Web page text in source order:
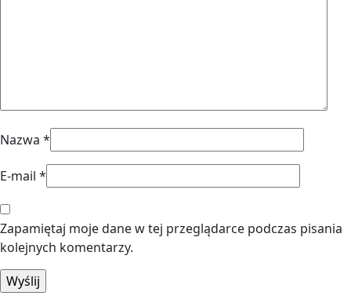
Nazwa *
E-mail *
Zapamiętaj moje dane w tej przeglądarce podczas pisania
kolejnych komentarzy.